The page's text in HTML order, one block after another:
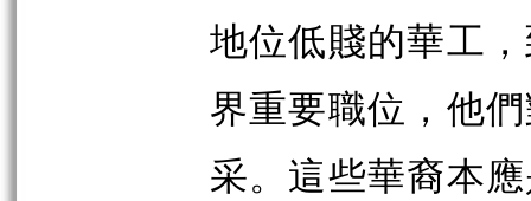
地位低賤的華工
界重要職位，他
采。這些華裔本